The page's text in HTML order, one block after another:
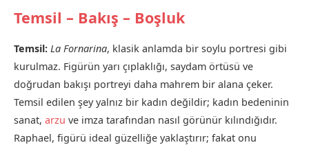
Temsil – Bakış – Boşluk
Temsil: La Fornarina, klasik anlamda bir soylu portresi gibi
kurulmaz. Figürün yarı çıplaklığı, saydam örtüsü ve
doğrudan bakışı portreyi daha mahrem bir alana çeker.
Temsil edilen şey yalnız bir kadın değildir; kadın bedeninin
sanat, arzu ve imza tarafından nasıl görünür kılındığıdır.
Raphael, figürü ideal güzelliğe yaklaştırır; fakat onu